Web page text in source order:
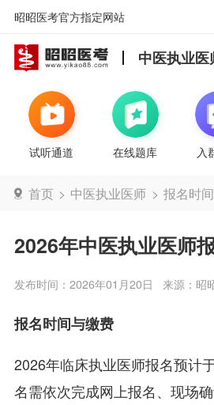
昭昭医考官方指定网站
中医执业医
试听通道 在线题库 入
首页 > 中医执业医师 > 报名时间
2026年中医执业医师
发布时间：2026年01月20日 来源：昭
报名时间与缴费
2026年临床执业医师报名预计
名需依次完成网上报名、现场